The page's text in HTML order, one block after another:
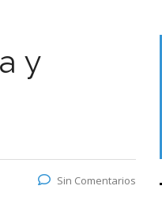
y
Sin Comentarios